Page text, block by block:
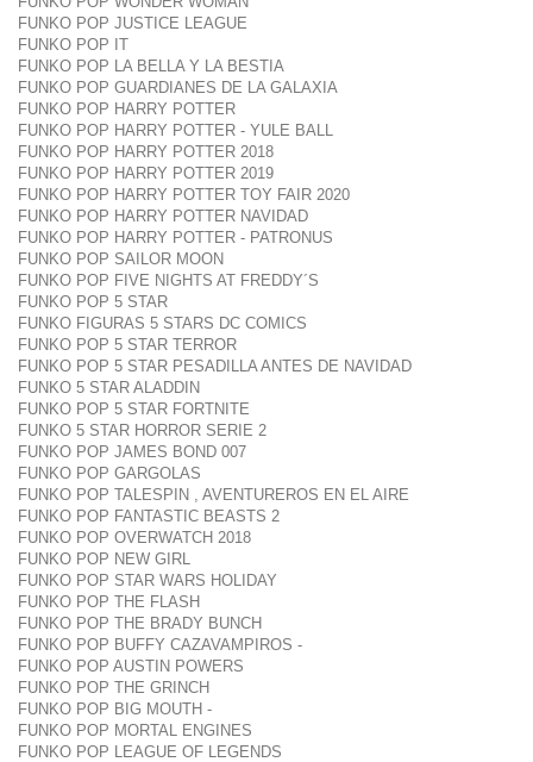
FUNKO POP JUSTICE LEAGUE
FUNKO POP IT
FUNKO POP LA BELLA Y LA BESTIA
FUNKO POP GUARDIANES DE LA GALAXIA
FUNKO POP HARRY POTTER
FUNKO POP HARRY POTTER - YULE BALL
FUNKO POP HARRY POTTER 2018
FUNKO POP HARRY POTTER 2019
FUNKO POP HARRY POTTER TOY FAIR 2020
FUNKO POP HARRY POTTER NAVIDAD
FUNKO POP HARRY POTTER - PATRONUS
FUNKO POP SAILOR MOON
FUNKO POP FIVE NIGHTS AT FREDDY´S
FUNKO POP 5 STAR
FUNKO FIGURAS 5 STARS DC COMICS
FUNKO POP 5 STAR TERROR
FUNKO POP 5 STAR PESADILLA ANTES DE NAVIDAD
FUNKO 5 STAR ALADDIN
FUNKO POP 5 STAR FORTNITE
FUNKO 5 STAR HORROR SERIE 2
FUNKO POP JAMES BOND 007
FUNKO POP GARGOLAS
FUNKO POP TALESPIN , AVENTUREROS EN EL AIRE
FUNKO POP FANTASTIC BEASTS 2
FUNKO POP OVERWATCH 2018
FUNKO POP NEW GIRL
FUNKO POP STAR WARS HOLIDAY
FUNKO POP THE FLASH
FUNKO POP THE BRADY BUNCH
FUNKO POP BUFFY CAZAVAMPIROS -
FUNKO POP AUSTIN POWERS
FUNKO POP THE GRINCH
FUNKO POP BIG MOUTH -
FUNKO POP MORTAL ENGINES
FUNKO POP LEAGUE OF LEGENDS